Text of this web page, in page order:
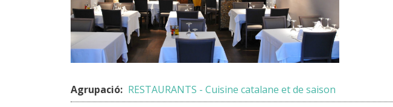
Agrupació: RESTAURANTS - Cuisine catalane et de saison